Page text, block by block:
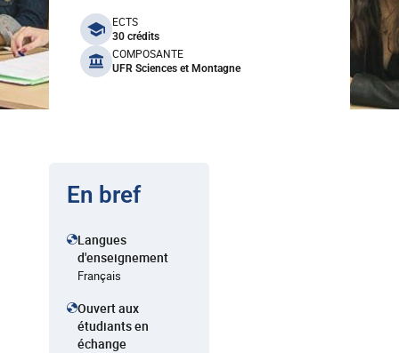
benefits
ECTS
30 crédits
COMPOSANTE
UFR Sciences et Montagne
En bref
Langues
d'enseignement
Français
Ouvert aux
étudiants en
échange